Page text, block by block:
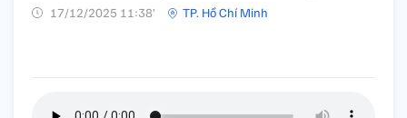
17/12/2025 11:38’ TP. Hồ Chí Minh